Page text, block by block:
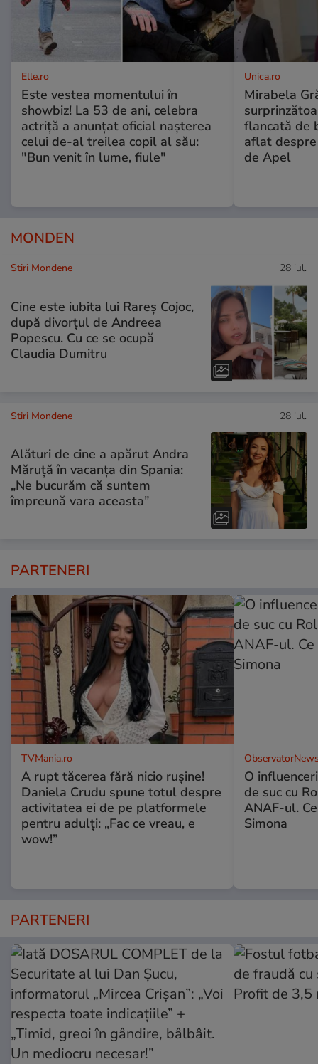
Elle.ro
Este vestea momentului în
showbiz! La 53 de ani, celebra
actriță a anunțat oficial nașterea
celui de-al treilea copil al său:
"Bun venit în lume, fiule"
Unica.ro
Mirabela
flancată de
aflat
de Apel
MONDEN
Stiri Mondene 28 iul.
Cine este iubita lui Rareș Cojoc,
după divorțul de Andreea
Popescu. Cu ce se ocupă
Claudia Dumitru
Stiri Mondene 28 iul.
Alături de cine a apărut Andra
Măruță în vacanța din Spania:
„Ne bucurăm că suntem
împreună vara aceasta”
PARTENERI
TVMania.ro
A rupt tăcerea fără nicio rușine!
Daniela Crudu spune totul despre
activitatea ei de pe platformele
pentru adulți: „Fac ce vreau, e
wow!”
O
de suc cu
ANAF-ul.
Simona
PARTENERI